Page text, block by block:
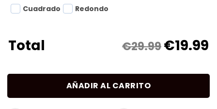
Cuadrado
Redondo
Total €29.99€19.99
AÑADIR AL CARRITO